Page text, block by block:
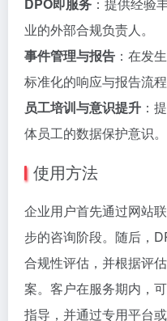
业的外部合规负责人。
事件管理与报告 ：在发
标准化的响应与报告流程
员工培训与意识提升 ：
体员工的数据保护意识。
使用方法
企业用户首先通过网站
步的咨询阶段。随后，
合规性评估，并根据评
案。客户在服务期内，
指导，并通过专用平台